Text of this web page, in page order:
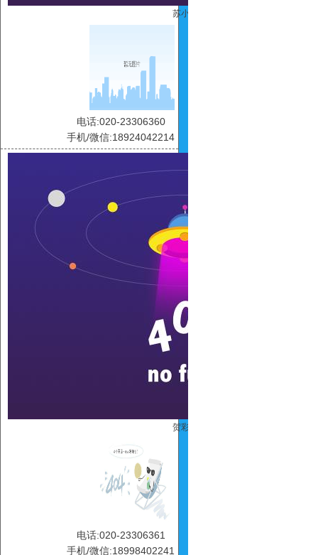
苏小碧
电话:020-23306360
手机/微信:18924042214
贺彩虹
电话:020-23306361
手机/微信:18998402241